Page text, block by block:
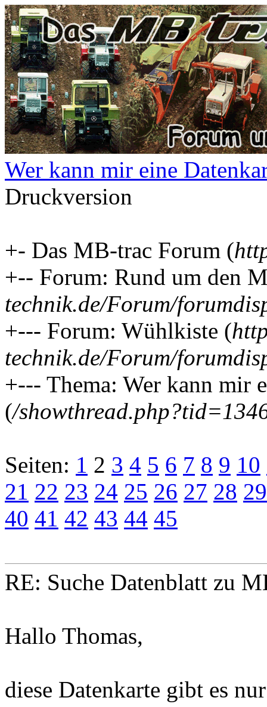
Wer kann mir eine
Druckversion
+- Das MB-trac Forum (
+-- Forum: Rund um den
technik.de/Forum/
+--- Forum: Wühlkiste (
technik.de/Forum/
+--- Thema: Wer kann mir
(/
Seiten: 1 2 3 4 5 6 7 8 9 10
21 22 23 24 25 26 27 28 29
40 41 42 43 44 45
RE: Suche Datenblatt zu
Hallo Thomas,
diese Datenkarte gibt es